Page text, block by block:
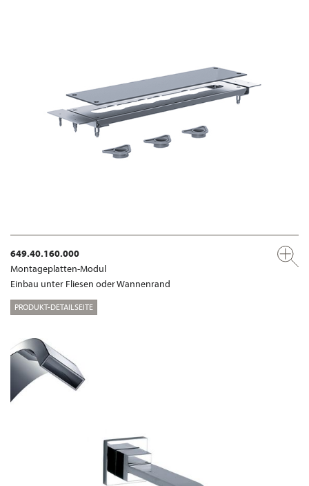
649.40.160.000
Montageplatten-Modul
Einbau unter Fliesen oder Wannenrand
PRODUKT-DETAILSEITE